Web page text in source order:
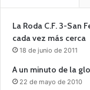
La Roda C.F. 3-San
cada vez más cerca
18 de junio de 2011
A un minuto de la
22 de mayo de 2010